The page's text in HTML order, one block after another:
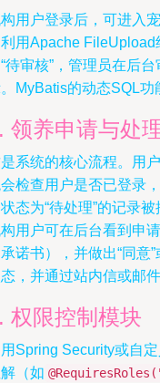
用户登录后，可进入
用Apache
待审核”，管理员在后
MyBatis的动态SQL功
领养申请与处
系统的核心流程。用
检查用户是否已登录
态为“待处理”的记录被
用户可在后台看到申
诺书），并做出“同意
，并通过站内信或邮
权限控制模块
Spring Security或自
（如